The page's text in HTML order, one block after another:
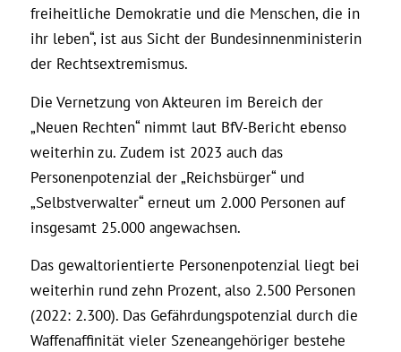
freiheitliche Demokratie und die Menschen, die in
ihr leben“, ist aus Sicht der Bundesinnenministerin
der Rechtsextremismus.
Die Vernetzung von Akteuren im Bereich der
„Neuen Rechten“ nimmt laut BfV-Bericht ebenso
weiterhin zu. Zudem ist 2023 auch das
Personenpotenzial der „Reichsbürger“ und
„Selbstverwalter“ erneut um 2.000 Personen auf
insgesamt 25.000 angewachsen.
Das gewaltorientierte Personenpotenzial liegt bei
weiterhin rund zehn Prozent, also 2.500 Personen
(2022: 2.300). Das Gefährdungspotenzial durch die
Waffenaffinität vieler Szeneangehöriger bestehe